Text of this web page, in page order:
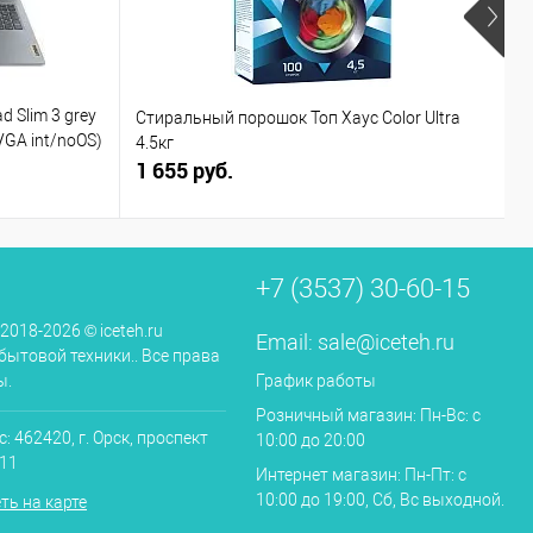
Slim 3 grey
int/noOS)
Стиральный порошок Топ Хаус Color Ultra
4.5кг
1 655 руб.
2026 © iceteh.ru
техники.. Все права
462420, г. Орск, проспект
на карте
+7 (3537) 30-60-15
Email: sale@iceteh.ru
График работы
Розничный магазин: Пн-Вс: с
10:00 до 20:00
Интернет магазин: Пн-Пт: с
10:00 до 19:00, Сб, Вс выходной.